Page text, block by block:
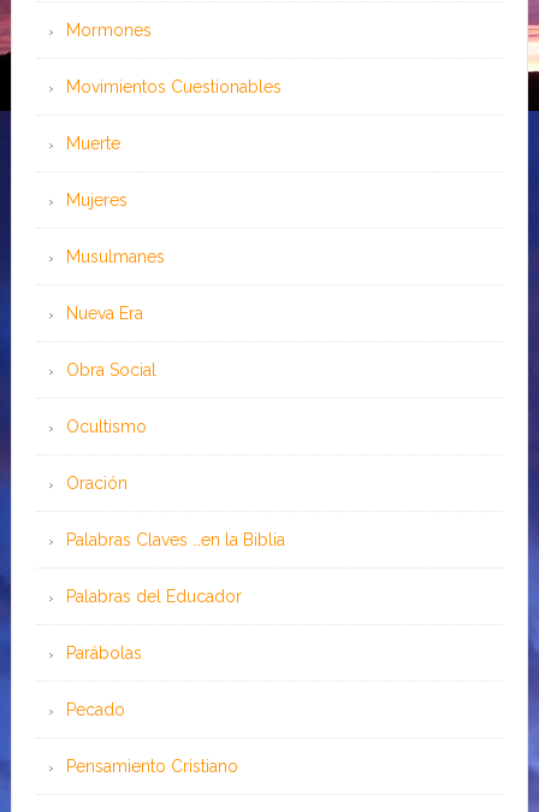
Mormones
Movimientos Cuestionables
Muerte
Mujeres
Musulmanes
Nueva Era
Obra Social
Ocultismo
Oración
Palabras Claves …en la Biblia
Palabras del Educador
Parábolas
Pecado
Pensamiento Cristiano